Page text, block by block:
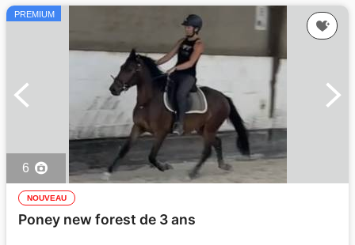
PREMIUM
6
NOUVEAU
Poney new forest de 3 ans